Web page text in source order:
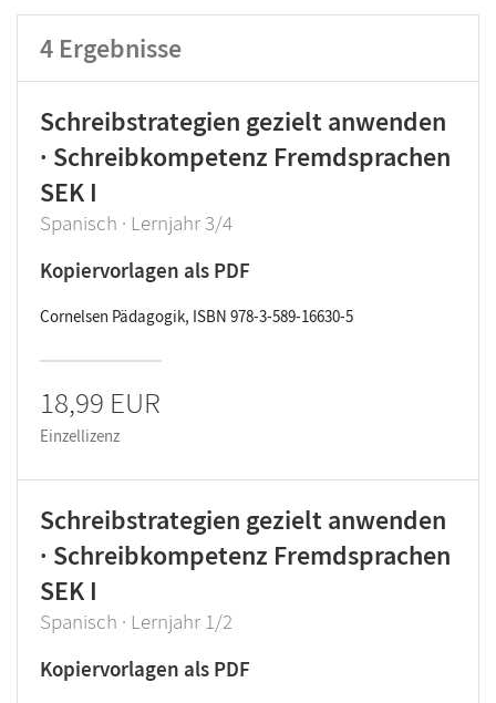
GER-Niveau
Produktart
4 Ergebnisse
Schreibstrategien gezielt anwenden
· Schreibkompetenz Fremdsprachen
SEK I
Spanisch · Lernjahr 3/4
Kopiervorlagen als PDF
Cornelsen Pädagogik, ISBN 978-3-589-16630-5
18,99 EUR
Einzellizenz
Schreibstrategien gezielt anwenden
· Schreibkompetenz Fremdsprachen
SEK I
Spanisch · Lernjahr 1/2
Kopiervorlagen als PDF